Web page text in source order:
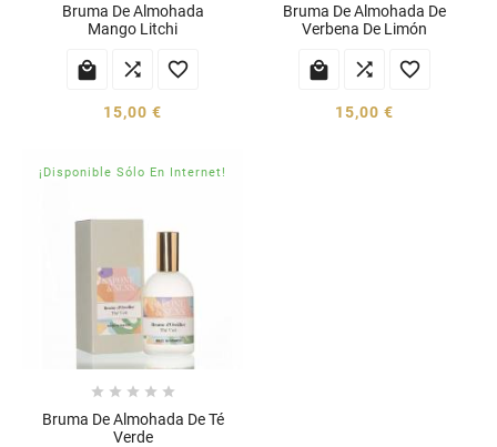
Bruma De Almohada
Mango Litchi
  
15,00 €
Bruma De Almohada De
Verbena De Limón
  
15,00 €
¡Disponible Sólo En Internet!
    
Bruma De Almohada De Té
Verde